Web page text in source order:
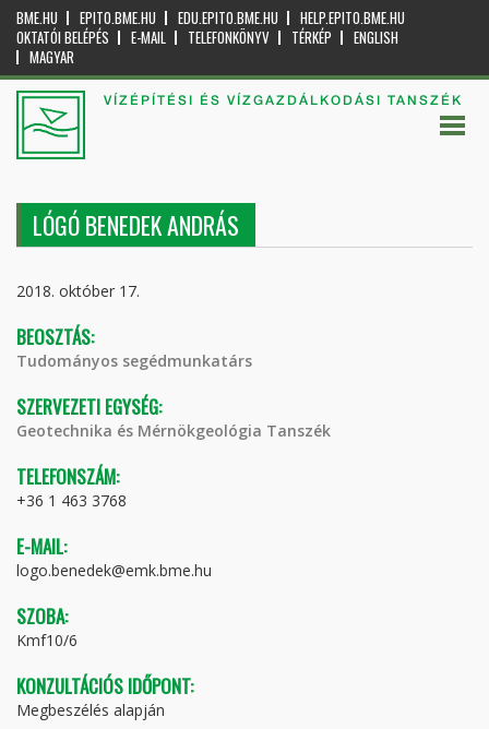
BME.HU EPITO.BME.HU EDU.EPITO.BME.HU
HELP.EPITO.BME.HU
OKTATÓI BELÉPÉS
E-MAIL TELEFONKÖNYV TÉRKÉP
ENGLISH
MAGYAR
VÍZÉPÍTÉSI ÉS VÍZGAZDÁLKODÁSI TANSZÉK
LÓGÓ BENEDEK ANDRÁS
2018. október 17.
BEOSZTÁS:
Tudományos segédmunkatárs
SZERVEZETI EGYSÉG:
Geotechnika és Mérnökgeológia Tanszék
TELEFONSZÁM:
+36 1 463 3768
E-MAIL:
logo.benedek@emk.bme.hu
SZOBA:
Kmf10/6
KONZULTÁCIÓS IDŐPONT:
Megbeszélés alapján